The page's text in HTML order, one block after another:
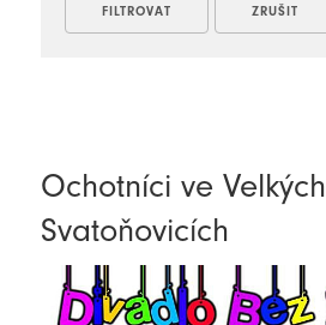
Ochotníci ve Velkých
Svatoňovicích